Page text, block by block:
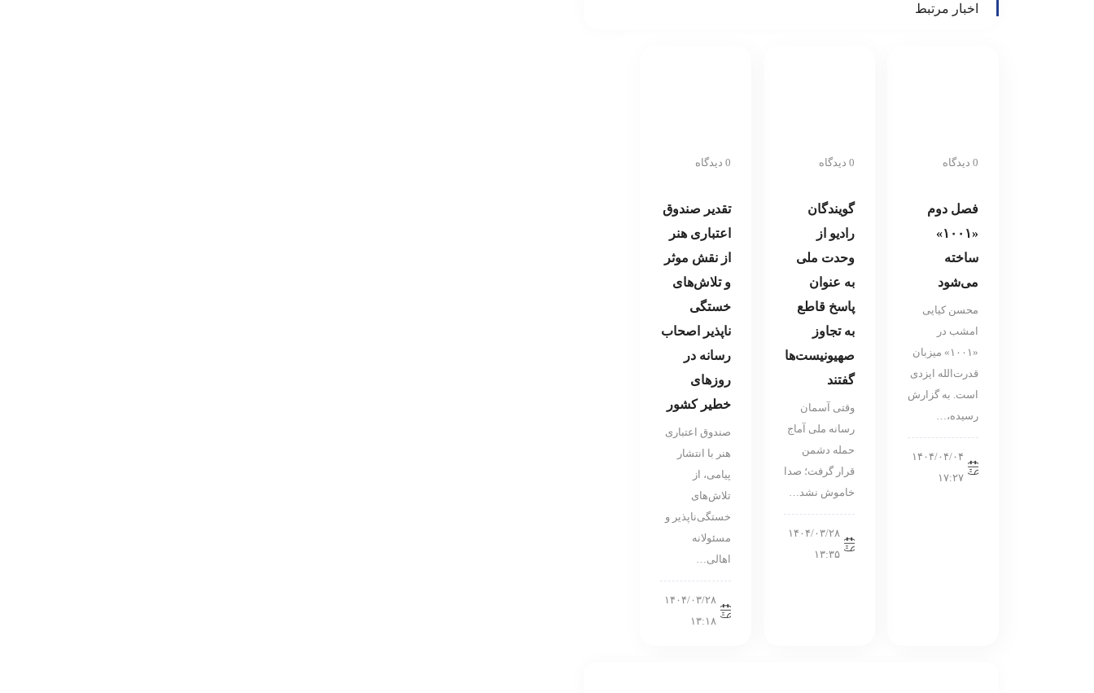
اخبار مرتبط
0 دیدگاه
فصل دوم
«۱۰۰۱»
ساخته
می‌شود
محسن کیایی
امشب در
«۱۰۰۱» میزبان
قدرت‌الله ایزدی
است. به گزارش
رسیده،…
۱۴۰۴/۰۴/۰۴
۱۷:۲۷
0 دیدگاه
گویندگان
رادیو از
وحدت ملی
به عنوان
پاسخ قاطع
به تجاوز
صهیونیست‌ها
گفتند
وقتی آسمان
رسانه ملی آماج
حمله دشمن
قرار گرفت؛ صدا
خاموش نشد…
۱۴۰۴/۰۳/۲۸
۱۳:۳۵
0 دیدگاه
تقدیر صندوق
اعتباری هنر
از نقش موثر
و تلاش‌های
خستگی
ناپذیر اصحاب
رسانه در
روزهای
خطیر کشور
صندوق اعتباری
هنر با انتشار
پيامی، از
تلاش‌های
خستگی‌ناپذير و
مسئولانه
اهالی…
۱۴۰۴/۰۳/۲۸
۱۳:۱۸